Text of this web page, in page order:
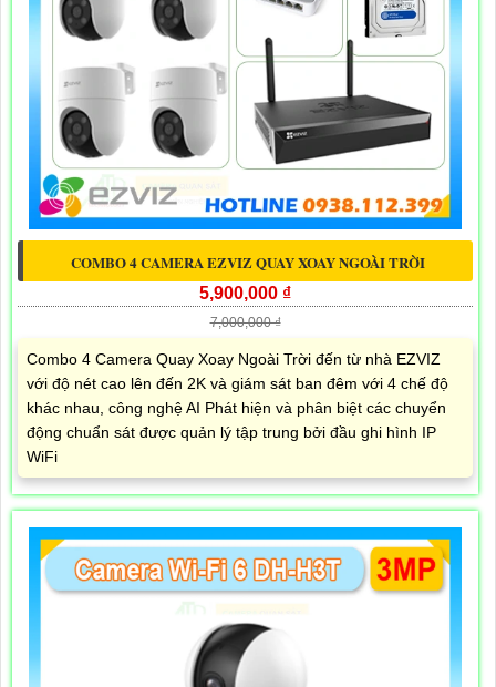
COMBO 4 CAMERA EZVIZ QUAY XOAY NGOÀI TRỜI
5,900,000 ₫
7,000,000 ₫
Combo 4 Camera Quay Xoay Ngoài Trời đến từ nhà EZVIZ
với độ nét cao lên đến 2K và giám sát ban đêm với 4 chế độ
khác nhau, công nghệ AI Phát hiện và phân biệt các chuyển
động chuẩn sát được quản lý tập trung bởi đầu ghi hình IP
WiFi